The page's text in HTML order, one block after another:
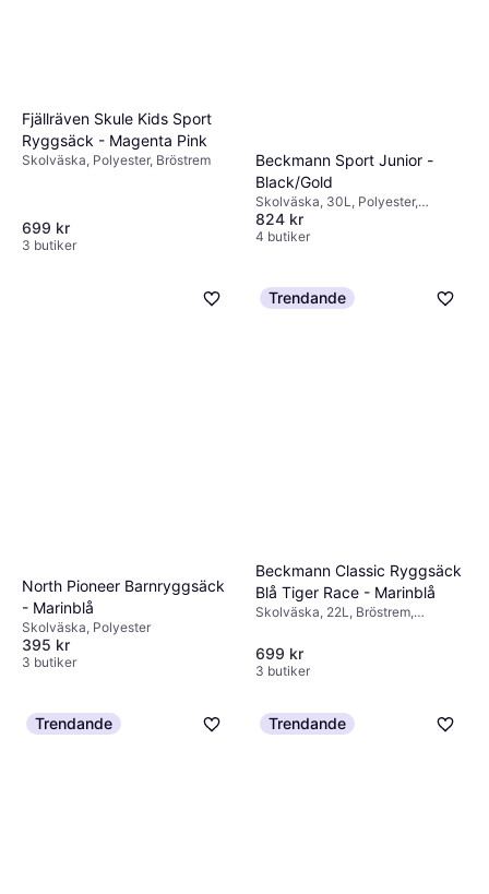
Fjällräven Skule Kids Sport
Ryggsäck - Magenta Pink
Skolväska, Polyester, Bröstrem
699 kr
3 butiker
Beckmann Sport Junior -
Black/Gold
Skolväska, 30L, Polyester,
Bröstrem, Höftrem
824 kr
4 butiker
North Pioneer Barnryggsäck
- Marinblå
Skolväska, Polyester
395 kr
3 butiker
Trendande
Beckmann Classic Ryggsäck
Blå Tiger Race - Marinblå
Skolväska, 22L, Bröstrem,
699 kr
3 butiker
Trendande Trendande